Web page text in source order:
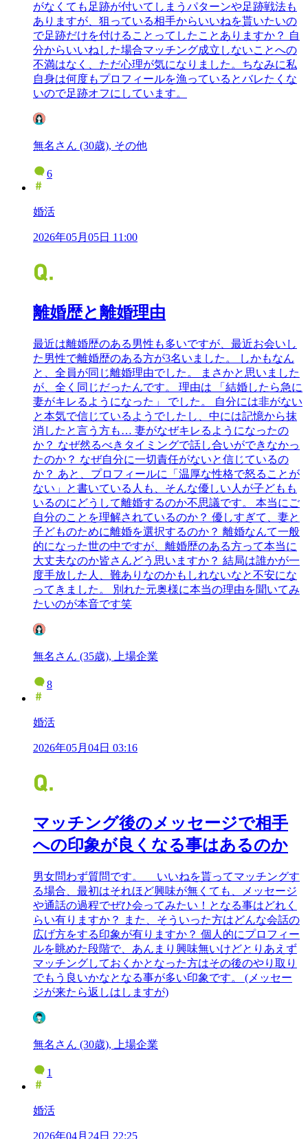
がなくても足跡が付いてしまうパターンや足跡戦法も
ありますが、狙っている相手からいいねを貰いたいの
で足跡だけを付けることってしたことありますか？ 自
分からいいねした場合マッチング成立しないことへの
不満はなく、ただ心理が気になりました。ちなみに私
自身は何度もプロフィールを漁っているとバレたくな
いので足跡オフにしています。
無名さん (30歳), その他
6
婚活
2026年05月05日 11:00
離婚歴と離婚理由
最近は離婚歴のある男性も多いですが、最近お会いし
た男性で離婚歴のある方が3名いました。 しかもなん
と、全員が同じ離婚理由でした。 まさかと思いました
が、全く同じだったんです。 理由は 「結婚したら急に
妻がキレるようになった」 でした。 自分には非がない
と本気で信じているようでしたし、中には記憶から抹
消したと言う方も… 妻がなぜキレるようになったの
か？ なぜ然るべきタイミングで話し合いができなかっ
たのか？ なぜ自分に一切責任がないと信じているの
か？ あと、プロフィールに「温厚な性格で怒ることが
ない」と書いている人も、そんな優しい人が子どもも
いるのにどうして離婚するのか不思議です。 本当にご
自分のことを理解されているのか？ 優しすぎて、妻と
子どものために離婚を選択するのか？ 離婚なんて一般
的になった世の中ですが、離婚歴のある方って本当に
大丈夫なのか皆さんどう思いますか？ 結局は誰かが一
度手放した人、難ありなのかもしれないなと不安にな
ってきました。 別れた元奥様に本当の理由を聞いてみ
たいのが本音です笑
無名さん (35歳), 上場企業
8
婚活
2026年05月04日 03:16
マッチング後のメッセージで相手
への印象が良くなる事はあるのか
男女問わず質問です。 いいねを貰ってマッチングす
る場合、最初はそれほど興味が無くても、メッセージ
や通話の過程でぜひ会ってみたい！となる事はどれく
らい有りますか？ また、そういった方はどんな会話の
広げ方をする印象が有りますか？ 個人的にプロフィー
ルを眺めた段階で、あんまり興味無いけどとりあえず
マッチングしておくかとなった方はその後のやり取り
でもう良いかなとなる事が多い印象です。 (メッセー
ジが来たら返しはしますが)
無名さん (30歳), 上場企業
1
婚活
2026年04月24日 22:25